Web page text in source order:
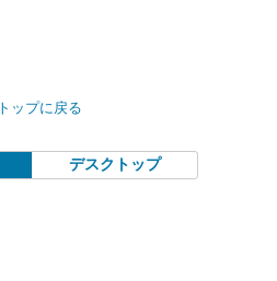
トップに戻る
デスクトップ